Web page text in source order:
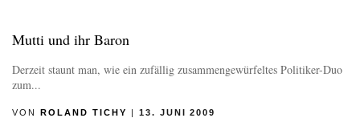
Mutti und ihr Baron
Derzeit staunt man, wie ein zufällig zusammengewürfeltes Politiker-Duo
zum...
VON ROLAND TICHY | 13. JUNI 2009